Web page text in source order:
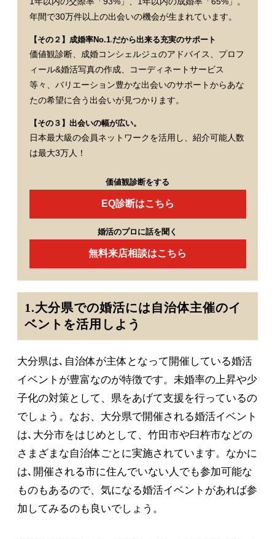
年間で30万件以上の出会いの機会が生まれています。
【その２】成婚率No.1※だから出来る充実のサポート
価値観診断、成婚コンシェルジュのアドバイス、プロフ
ィール&婚活写真の作成、コーディネートサービス
等々、バリエーション豊かな出会いのサポートからあな
たの希望に合う出会いが見つかります。
【その３】出会いの幅が広い。
日本最大級の会員ネットワークを活用し、紹介可能人数
は最大3万人！
価値観診断をする
EQ診断はこちら
婚活のプロに話を聞く
無料来店相談はこちら
1.大分県での婚活には自治体主催のイ
ベントを活用しよう
大分県は､自治体が主体となって開催している婚活
イベントが豊富なのが特徴です。未婚率の上昇や少
子化の対策として、県をあげて支援を行っているの
でしょう。なお、大分県で開催される婚活イベント
は､大分市をはじめとして、竹田市や臼杵市などの
さまざまな自治体ごとに実施されています。なかに
は､開催される市に住んでいない人でも参加可能な
ものもあるので、気になる婚活イベントがあれば参
加してみるのも良いでしょう。